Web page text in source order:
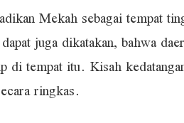
Mekah sebagai tempat
juga dikatakan, bahwa
di tempat itu. Kisah
ringkas.